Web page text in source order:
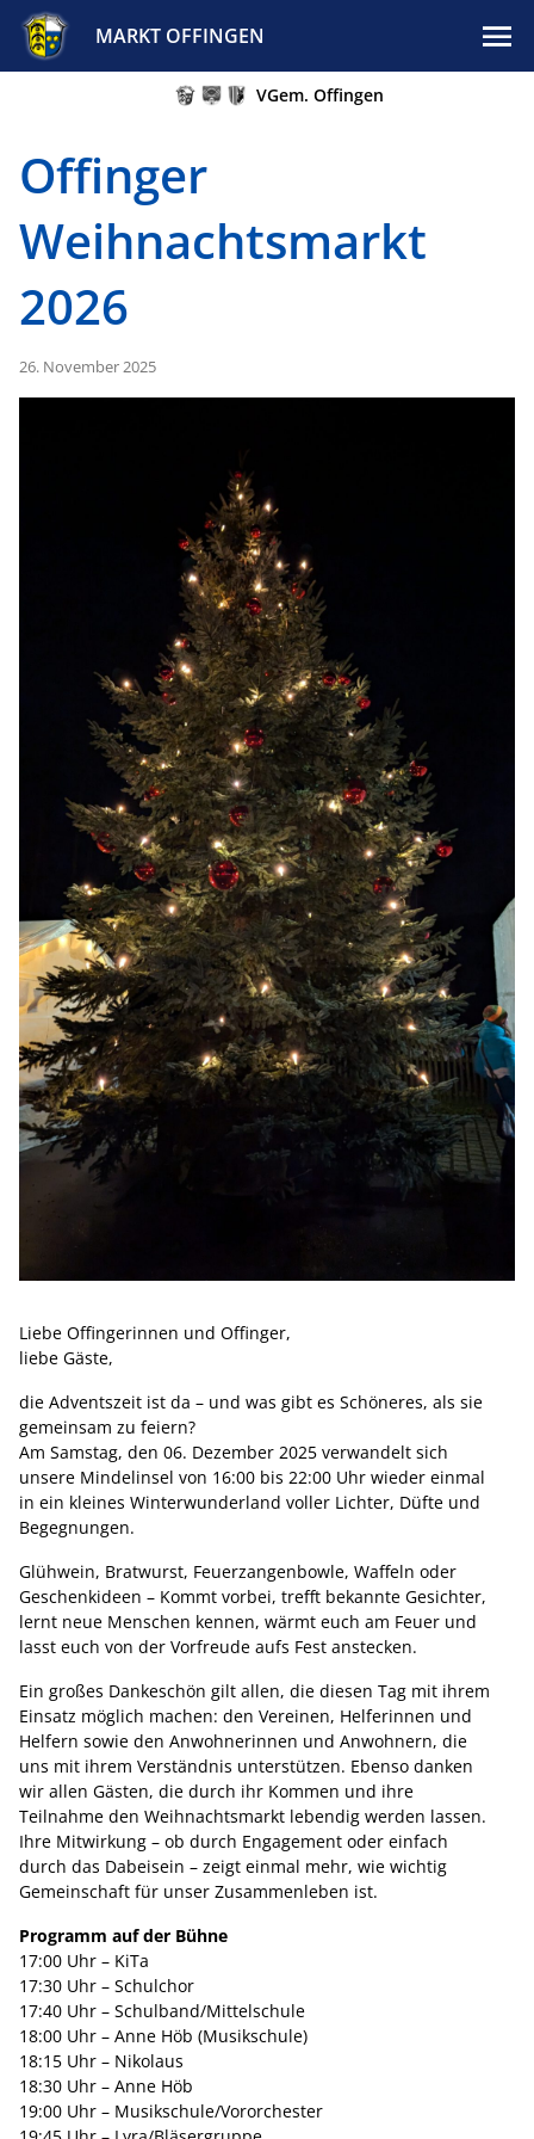
MARKT OFFINGEN
VGem. Offingen
Offinger
Weihnachtsmarkt
2026
26. November 2025
Liebe Offingerinnen und Offinger,
liebe Gäste,
die Adventszeit ist da – und was gibt es Schöneres, als sie
gemeinsam zu feiern?
Am Samstag, den 06. Dezember 2025 verwandelt sich
unsere Mindelinsel von 16:00 bis 22:00 Uhr wieder einmal
in ein kleines Winterwunderland voller Lichter, Düfte und
Begegnungen.
Glühwein, Bratwurst, Feuerzangenbowle, Waffeln oder
Geschenkideen – Kommt vorbei, trefft bekannte Gesichter,
lernt neue Menschen kennen, wärmt euch am Feuer und
lasst euch von der Vorfreude aufs Fest anstecken.
Ein großes Dankeschön gilt allen, die diesen Tag mit ihrem
Einsatz möglich machen: den Vereinen, Helferinnen und
Helfern sowie den Anwohnerinnen und Anwohnern, die
uns mit ihrem Verständnis unterstützen. Ebenso danken
wir allen Gästen, die durch ihr Kommen und ihre
Teilnahme den Weihnachtsmarkt lebendig werden lassen.
Ihre Mitwirkung – ob durch Engagement oder einfach
durch das Dabeisein – zeigt einmal mehr, wie wichtig
Gemeinschaft für unser Zusammenleben ist.
Programm auf der Bühne
17:00 Uhr – KiTa
17:30 Uhr – Schulchor
17:40 Uhr – Schulband/Mittelschule
18:00 Uhr – Anne Höb (Musikschule)
18:15 Uhr – Nikolaus
18:30 Uhr – Anne Höb
19:00 Uhr – Musikschule/Vororchester